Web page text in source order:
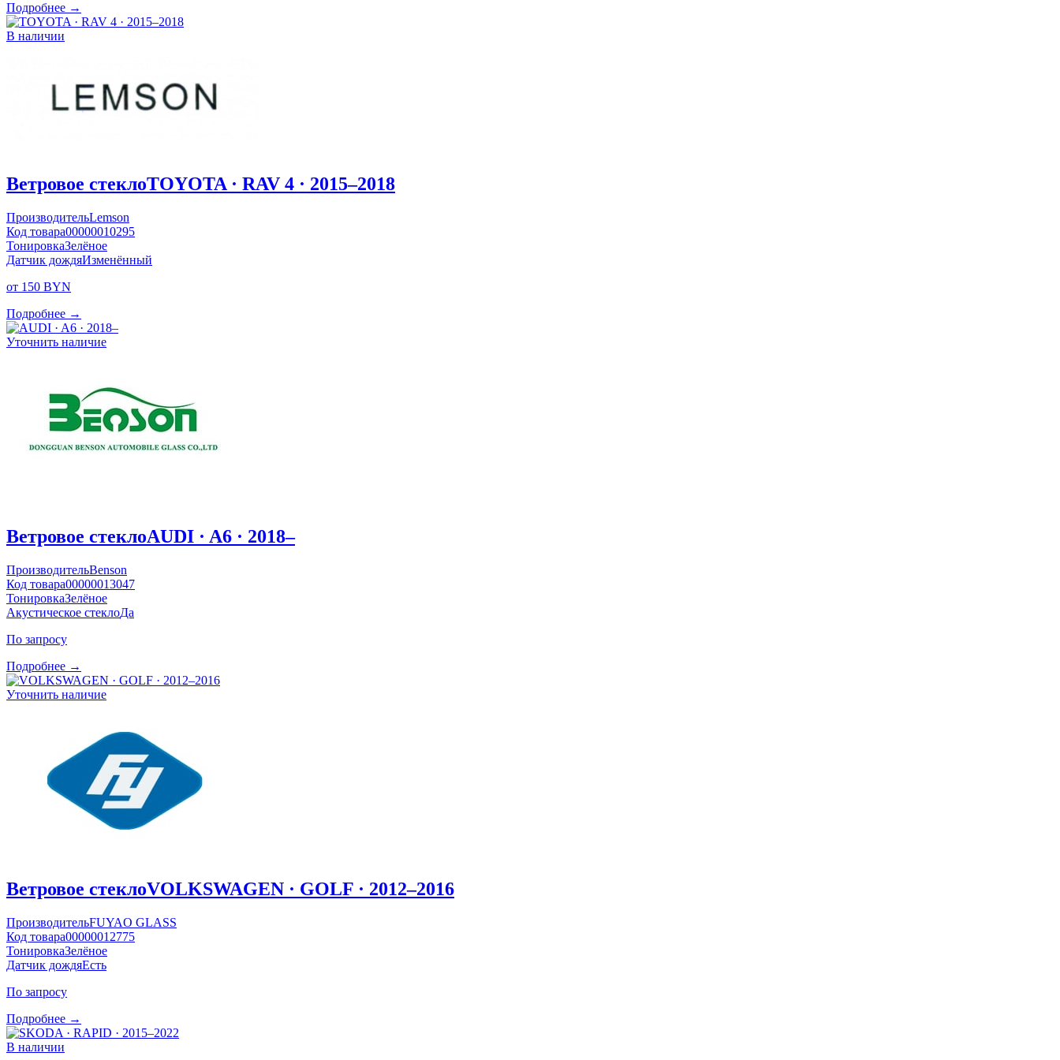
Подробнее →
В наличии
Ветровое стеклоTOYOTA · RAV 4 · 2015–2018
ПроизводительLemson
Код товара00000010295
ТонировкаЗелёное
Датчик дождяИзменённый
от 150 BYN
Подробнее →
Уточнить наличие
Ветровое стеклоAUDI · A6 · 2018–
ПроизводительBenson
Код товара00000013047
ТонировкаЗелёное
Акустическое стеклоДа
По запросу
Подробнее →
Уточнить наличие
Ветровое стеклоVOLKSWAGEN · GOLF · 2012–2016
ПроизводительFUYAO GLASS
Код товара00000012775
ТонировкаЗелёное
Датчик дождяЕсть
По запросу
Подробнее →
В наличии